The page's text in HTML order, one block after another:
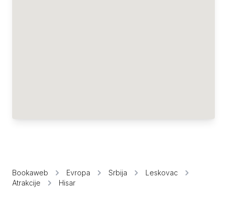
Bookaweb Evropa Srbija
Leskovac
Atrakcije
Hisar